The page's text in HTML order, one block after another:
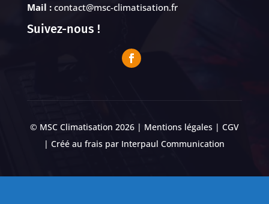
Mail :contact@msc-climatisation.fr
Suivez-nous !
© MSC Climatisation 2026 | Mentions légales| CGV
| Créé au frais par Interpaul Communication